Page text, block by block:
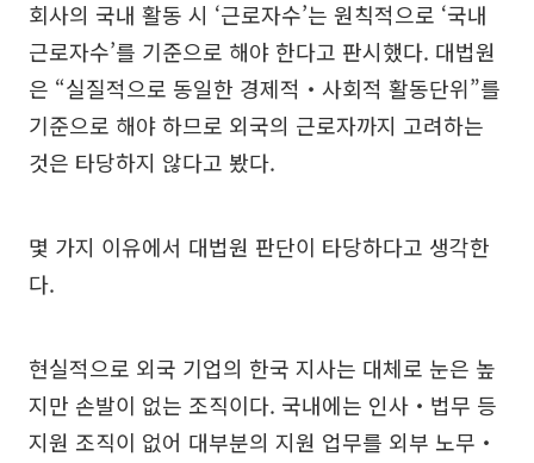
회사의 국내 활동 시 ‘근로자수’는 원칙적으로 ‘국내
근로자수’를 기준으로 해야 한다고 판시했다. 대법원
은 “실질적으로 동일한 경제적‧사회적 활동단위”를
기준으로 해야 하므로 외국의 근로자까지 고려하는
것은 타당하지 않다고 봤다.
몇 가지 이유에서 대법원 판단이 타당하다고 생각한
다.
현실적으로 외국 기업의 한국 지사는 대체로 눈은 높
지만 손발이 없는 조직이다. 국내에는 인사‧법무 등
지원 조직이 없어 대부분의 지원 업무를 외부 노무‧